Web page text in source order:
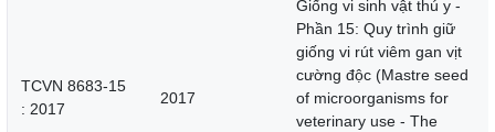
TCVN 8683-15
: 2017
2017
Giống vi sinh vật thú y -
Phần 15: Quy trình giữ
giống vi rút viêm gan vịt
cường độc (Mastre seed
of microorganisms for
veterinary use - The